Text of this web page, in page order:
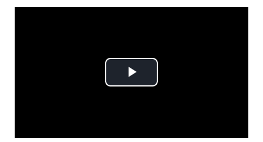
Play